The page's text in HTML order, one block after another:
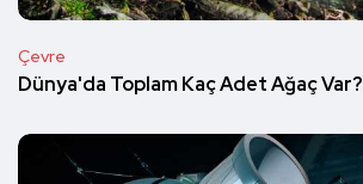
Çevre
Dünya'da Toplam Kaç Adet Ağaç Var?